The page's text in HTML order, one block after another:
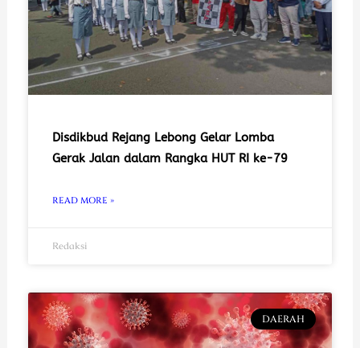
Disdikbud Rejang Lebong Gelar Lomba
Gerak Jalan dalam Rangka HUT RI ke-79
READ MORE »
Redaksi
DAERAH